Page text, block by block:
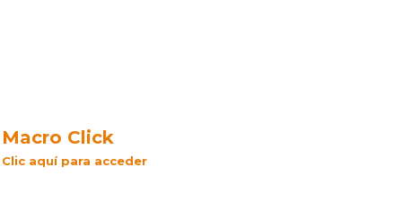
Macro Click
Clic aquí para acceder